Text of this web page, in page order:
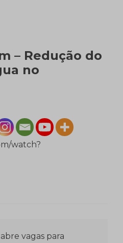
– Redução do
no
watch?
vagas para